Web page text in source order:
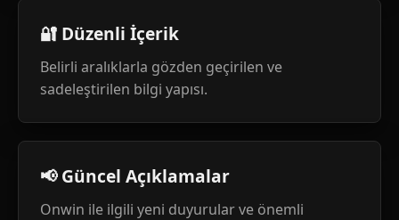
🔐 Düzenli İçerik
Belirli aralıklarla gözden geçirilen ve
sadeleştirilen bilgi yapısı.
📢 Güncel Açıklamalar
Onwin ile ilgili yeni duyurular ve önemli